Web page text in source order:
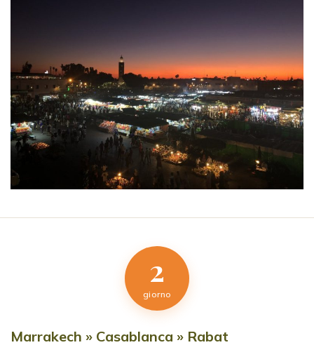
2
giorno
Marrakech » Casablanca » Rabat